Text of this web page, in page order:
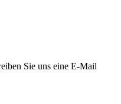
Sie uns eine E-Mail